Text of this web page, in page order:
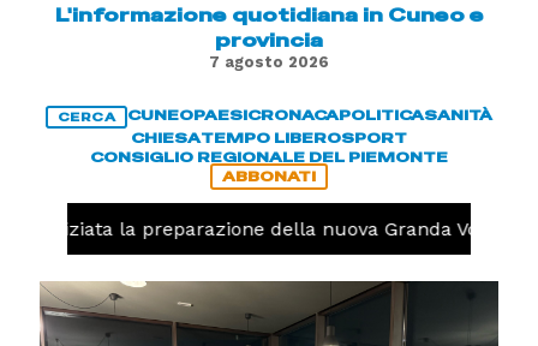
L'informazione quotidiana in Cuneo e
provincia
7 agosto 2026
CERCA CUNEOPAESICRONACAPOLITICASANITÀ
CHIESATEMPO LIBEROSPORT
CONSIGLIO REGIONALE DEL PIEMONTE
ABBONATI
iniziata la preparazione della nuova Granda Volley